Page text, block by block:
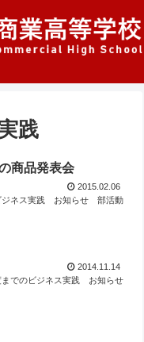
践
商品発表会
2015.02.06
ネス実践
お知らせ 部活動
2014.11.14
までのビジネス実践
お知らせ